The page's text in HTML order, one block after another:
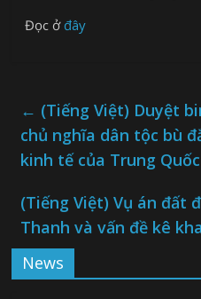
Đọc ởđây
← (Tiếng Việt) Duyệt
chủ nghĩa dân tộc bù
kinh tế của Trung Quốc
(Tiếng Việt) Vụ án đất
Thanh và vấn đề kê
News